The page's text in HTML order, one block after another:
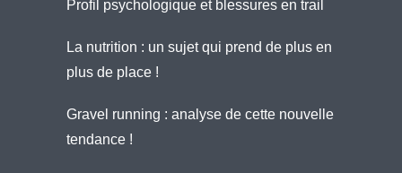
Profil psychologique et blessures en trail
La nutrition : un sujet qui prend de plus en
plus de place !
Gravel running : analyse de cette nouvelle
tendance !